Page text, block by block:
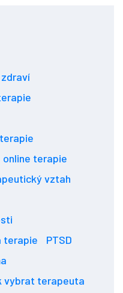
online terapie
vztah
terapie
PTSD
vybrat terapeuta